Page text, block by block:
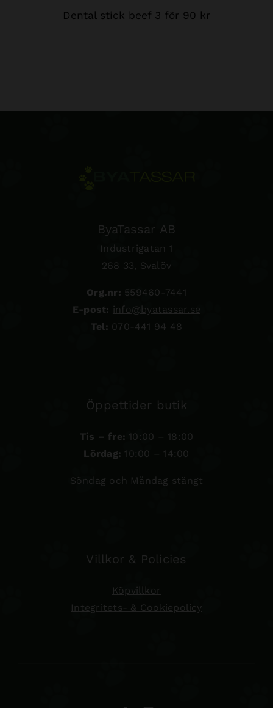
Dental stick beef 3 för 90 kr
ByaTassar AB
Industrigatan 1
268 33, Svalöv
Org.nr: 559460-7441
E-post: info@byatassar.se
Tel: 070-441 94 48
Öppettider butik
Tis – fre: 10:00 – 18:00
Lördag: 10:00 – 14:00
Söndag och Måndag stängt
Villkor & Policies
Köpvillkor
Integritets- & Cookiepolicy